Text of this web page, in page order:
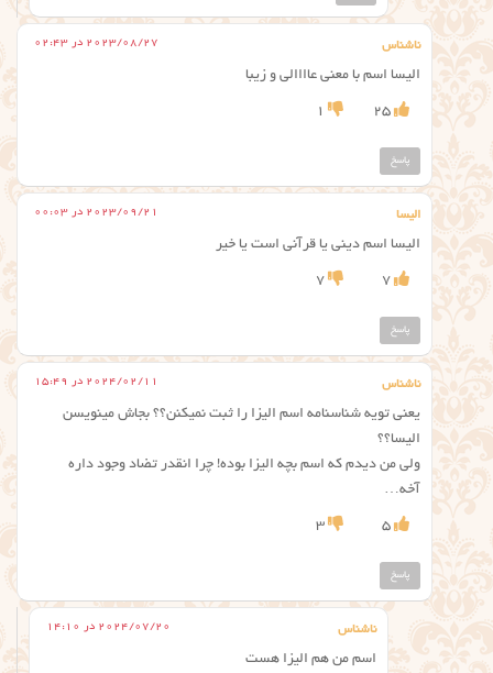
ناشناس 2023/08/27 در 02:43
الیسا اسم با معنی عاااالی و زیبا
25
1
پاسخ
الیسا 2023/09/21 در 00:03
الیسا اسم دینی یا قرآنی است یا خیر
7
7
پاسخ
ناشناس 2024/02/11 در 15:49
یعنی تویه شناسنامه اسم الیزا را ثبت نمیکنن؟؟ بجاش مینویسن
الیسا؟؟
ولی من دیدم که اسم بچه الیزا بوده! چرا انقدر تضاد وجود داره
آخه…
5
3
پاسخ
ناشناس 2024/07/20 در 14:10
اسم من هم الیزا هست